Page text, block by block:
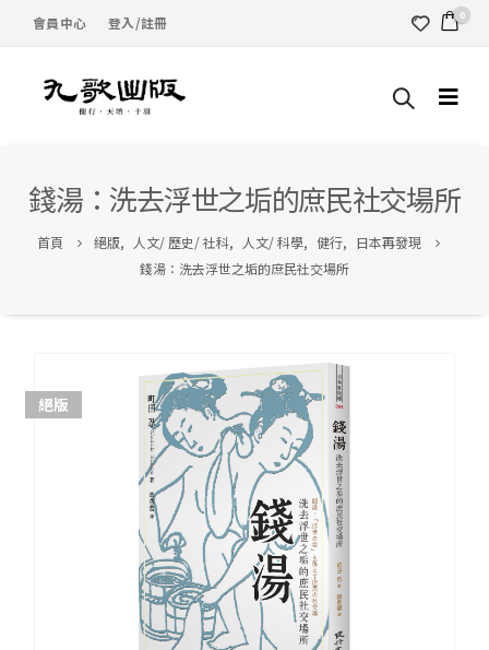
會員中心 登入/註冊 0
錢湯：洗去浮世之垢的庶民社交場所
首頁 絕版, 人文/ 歷史/ 社科, 人文/ 科學, 健行, 日本再發現
錢湯：洗去浮世之垢的庶民社交場所
絕版